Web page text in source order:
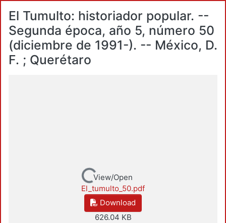
El Tumulto: historiador popular. --
Segunda época, año 5, número 50
(diciembre de 1991-). -- México, D.
F. ; Querétaro
Loading...View/Open
El_tumulto_50.pdf
Download
626.04 KB